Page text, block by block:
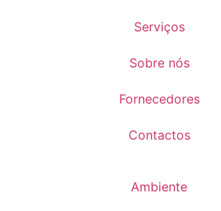
Serviços
Sobre nós
Fornecedores
Contactos
Ambiente